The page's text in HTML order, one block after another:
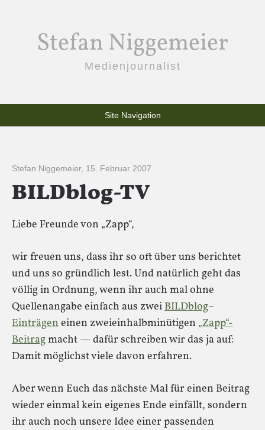
Stefan Niggemeier
Medienjournalist
Site Navigation
Stefan Niggemeier, 15. Februar 2007
BILDblog-TV
Liebe Freunde von „Zapp“,
wir freuen uns, dass ihr so oft über uns berichtet
und uns so gründlich lest. Und natürlich geht das
völlig in Ordnung, wenn ihr auch mal ohne
Quellenangabe einfach aus zweiBILDblog–
Einträgeneinen zweieinhalbminütigen „Zapp“-
Beitragmacht — dafür schreiben wir das ja auf:
Damit möglichst viele davon erfahren.
Aber wenn Euch das nächste Mal für einen Beitrag
wieder einmal kein eigenes Ende einfällt, sondern
ihr auch noch unsere Idee einer passenden